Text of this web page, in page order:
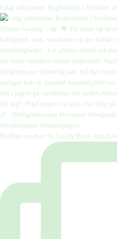
I dag udkommer Boghandlen i fyrtårnet
Hvilken cowboy fra Lucky River Ranch